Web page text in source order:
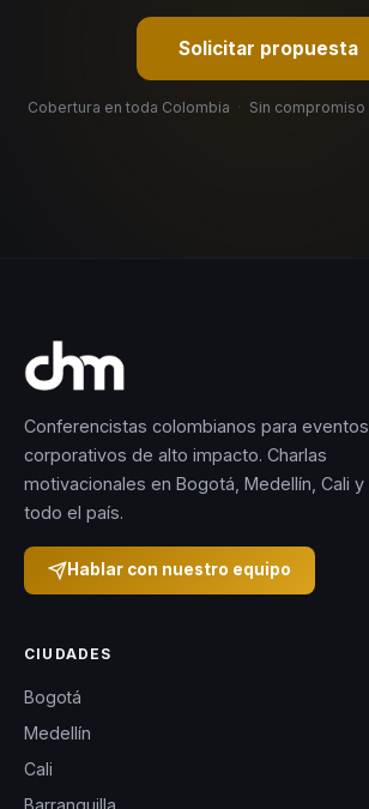
Solicitar propuesta
Cobertura en toda Colombia · Sin compromiso
Conferencistas colombianos para eventos
corporativos de alto impacto. Charlas
motivacionales en Bogotá, Medellín, Cali y
todo el país.
Hablar con nuestro equipo
CIUDADES
Bogotá
Medellín
Cali
Barranquilla